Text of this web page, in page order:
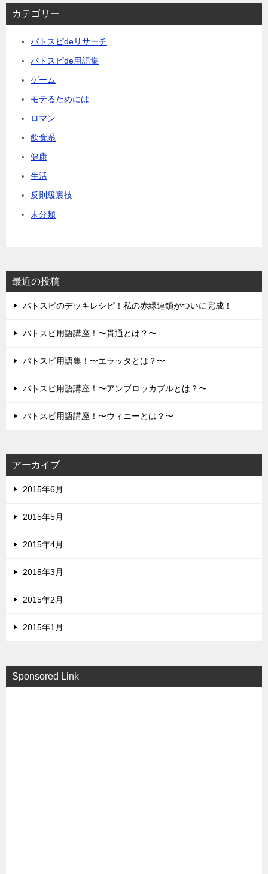
カテゴリー
バトスピdeリサーチ
バトスピde用語集
ゲーム
モテるためには
ロマン
飲食系
健康
生活
反則級裏技
未分類
最近の投稿
バトスピのデッキレシピ！私の赤緑連鎖がついに完成！
バトスピ用語講座！〜貫通とは？〜
バトスピ用語集！〜エラッタとは？〜
バトスピ用語講座！〜アンブロッカブルとは？〜
バトスピ用語講座！〜ウィニーとは？〜
アーカイブ
2015年6月
2015年5月
2015年4月
2015年3月
2015年2月
2015年1月
Sponsored Link